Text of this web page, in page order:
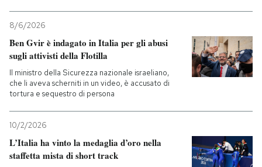
8/6/2026
Ben Gvir è indagato in Italia per gli abusi
sugli attivisti della Flotilla
Il ministro della Sicurezza nazionale israeliano,
che li aveva scherniti in un video, è accusato di
tortura e sequestro di persona
10/2/2026
L’Italia ha vinto la medaglia d’oro nella
staffetta mista di short track